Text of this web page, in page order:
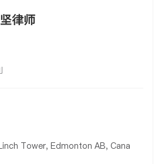
律师
Tower, Edmonton AB, Cana